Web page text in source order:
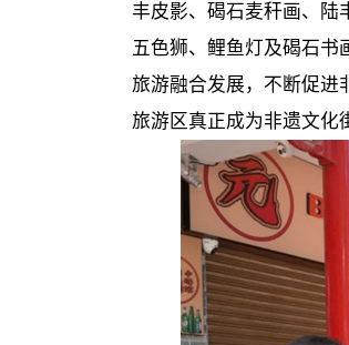
丰皮影、碣石麦秆画、陆
五色狮、鲤鱼灯及碣石书
旅游融合发展，不断促进
旅游区真正成为非遗文化